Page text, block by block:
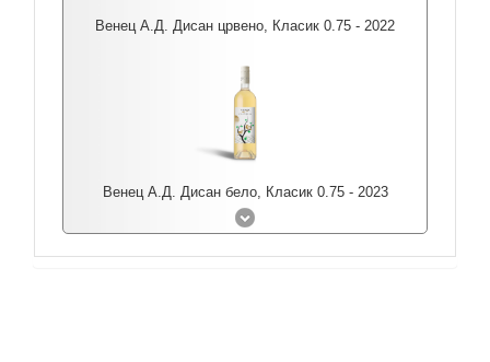
Венец А.Д. Дисан црвено, Класик 0.75 - 2022
Венец А.Д. Дисан бело, Класик 0.75 - 2023